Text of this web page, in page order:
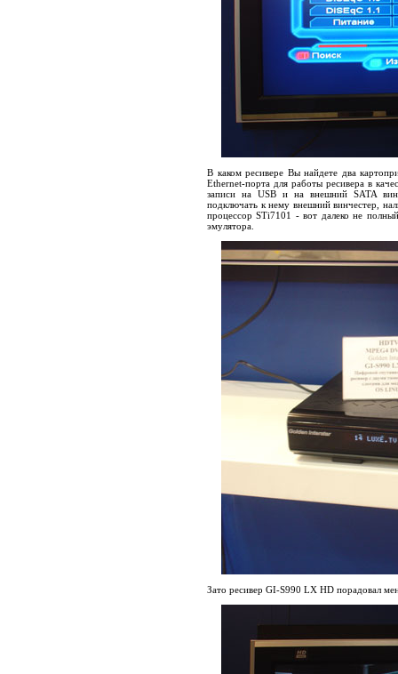
В каком ресивере Вы найдете два
Ethernet-порта для работы ресивера в
записи на USB и на внешний SATA
подключать к нему внешний винчестер,
процессор STi7101 - вот далеко не
эмулятора.
Зато ресивер GI-S990 LX HD порадовал